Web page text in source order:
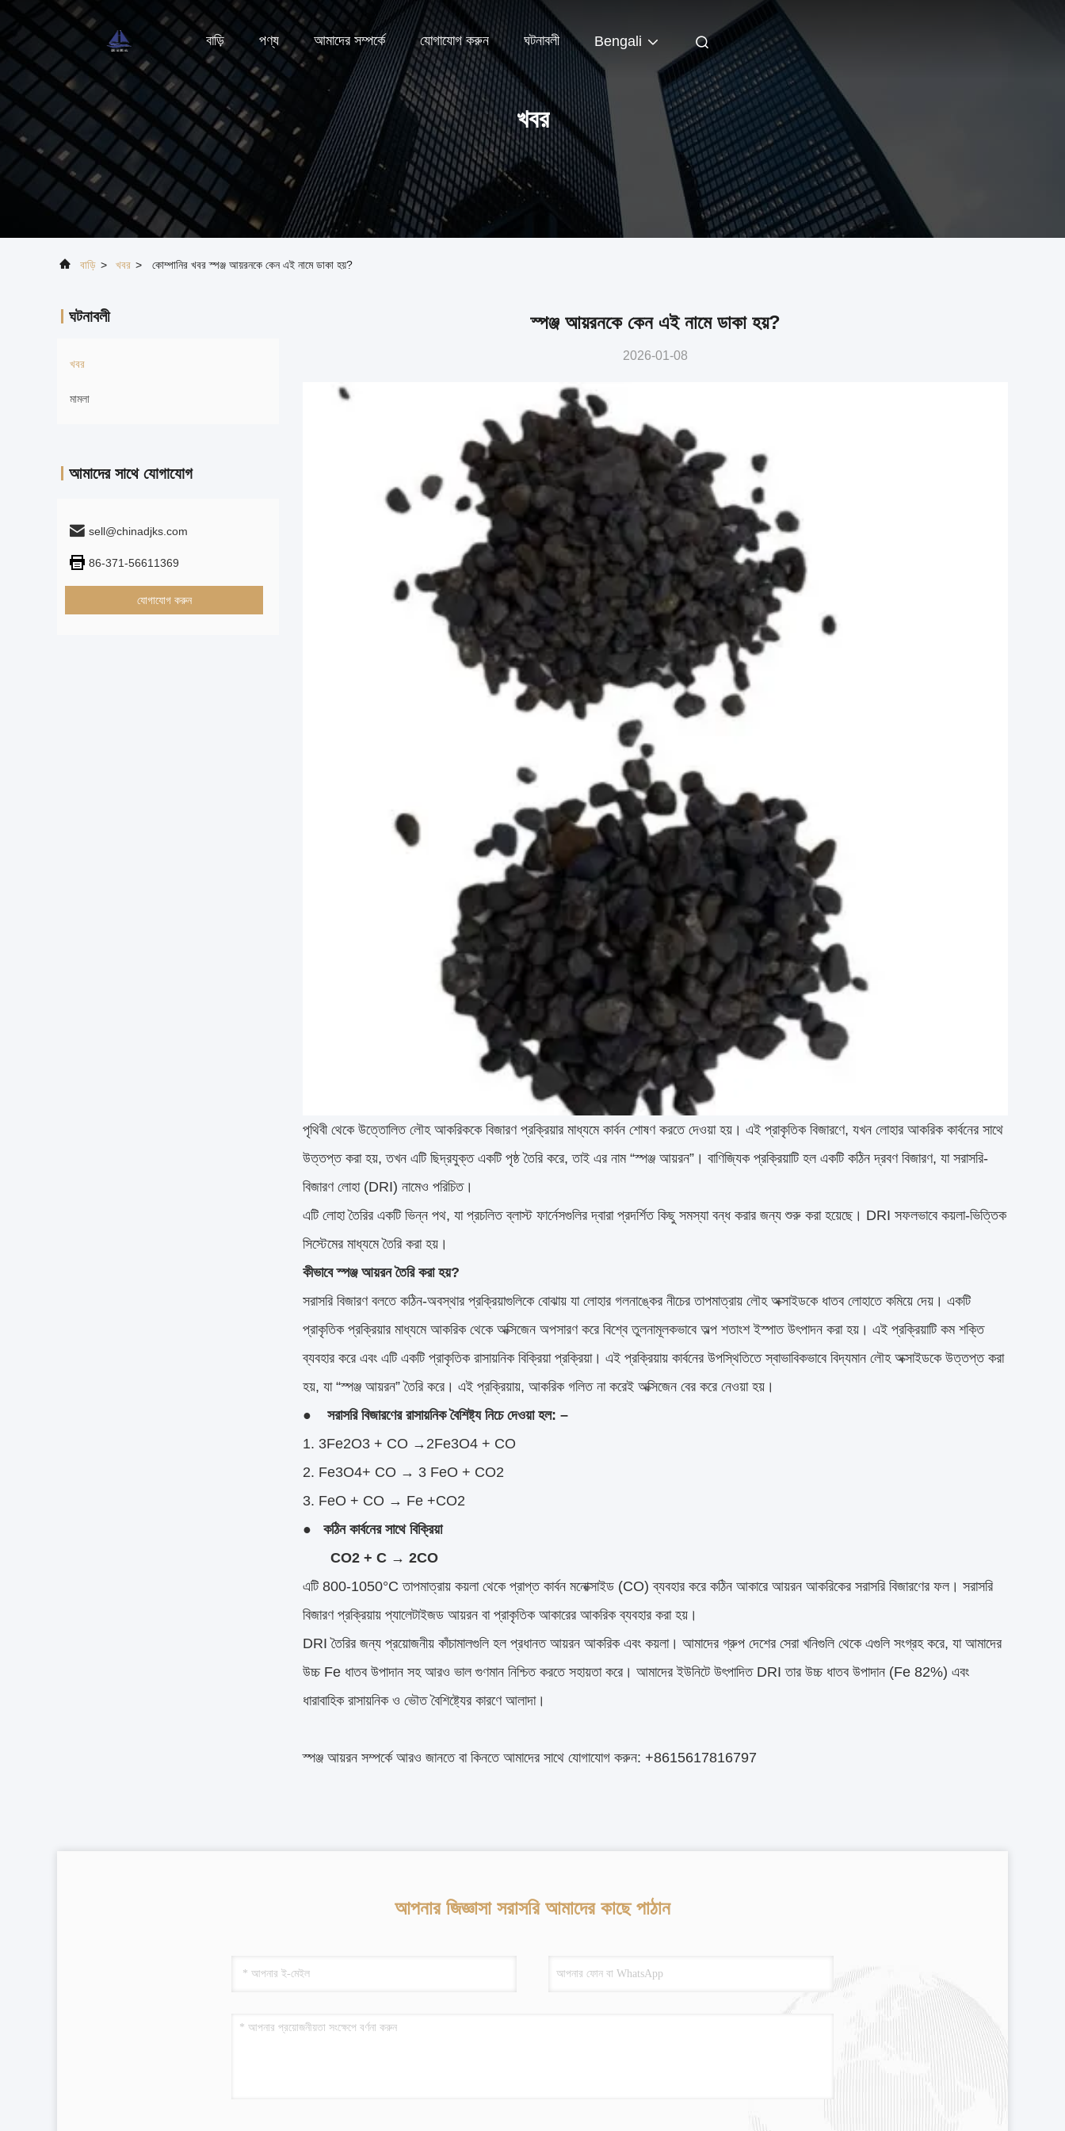
বাড়ি পণ্য আমাদের সম্পর্কে যোগাযোগ করুন ঘটনাবলী Bengali
খবর
বাড়ি > খবর > কোম্পানির খবর স্পঞ্জ আয়রনকে কেন এই নামে ডাকা হয়?
ঘটনাবলী
খবর
মামলা
আমাদের সাথে যোগাযোগ
sell@chinadjks.com
86-371-56611369
যোগাযোগ করুন
স্পঞ্জ আয়রনকে কেন এই নামে ডাকা হয়?
2026-01-08
পৃথিবী থেকে উত্তোলিত লৌহ আকরিককে বিজারণ প্রক্রিয়ার মাধ্যমে কার্বন শোষণ করতে দেওয়া হয়। এই প্রাকৃতিক বিজারণে, যখন লোহার আকরিক কার্বনের সাথে
উত্তপ্ত করা হয়, তখন এটি ছিদ্রযুক্ত একটি পৃষ্ঠ তৈরি করে, তাই এর নাম “স্পঞ্জ আয়রন”। বাণিজ্যিক প্রক্রিয়াটি হল একটি কঠিন দ্রবণ বিজারণ, যা সরাসরি-
বিজারণ লোহা (DRI) নামেও পরিচিত।
এটি লোহা তৈরির একটি ভিন্ন পথ, যা প্রচলিত ব্লাস্ট ফার্নেসগুলির দ্বারা প্রদর্শিত কিছু সমস্যা বন্ধ করার জন্য শুরু করা হয়েছে। DRI সফলভাবে কয়লা-ভিত্তিক
সিস্টেমের মাধ্যমে তৈরি করা হয়।
কীভাবে স্পঞ্জ আয়রন তৈরি করা হয়?
সরাসরি বিজারণ বলতে কঠিন-অবস্থার প্রক্রিয়াগুলিকে বোঝায় যা লোহার গলনাঙ্কের নীচের তাপমাত্রায় লৌহ অক্সাইডকে ধাতব লোহাতে কমিয়ে দেয়। একটি
প্রাকৃতিক প্রক্রিয়ার মাধ্যমে আকরিক থেকে অক্সিজেন অপসারণ করে বিশ্বে তুলনামূলকভাবে অল্প শতাংশ ইস্পাত উৎপাদন করা হয়। এই প্রক্রিয়াটি কম শক্তি
ব্যবহার করে এবং এটি একটি প্রাকৃতিক রাসায়নিক বিক্রিয়া প্রক্রিয়া। এই প্রক্রিয়ায় কার্বনের উপস্থিতিতে স্বাভাবিকভাবে বিদ্যমান লৌহ অক্সাইডকে উত্তপ্ত করা
হয়, যা “স্পঞ্জ আয়রন” তৈরি করে। এই প্রক্রিয়ায়, আকরিক গলিত না করেই অক্সিজেন বের করে নেওয়া হয়।
● সরাসরি বিজারণের রাসায়নিক বৈশিষ্ট্য নিচে দেওয়া হল: –
3Fe2O3 + CO →2Fe3O4 + CO
Fe3O4+ CO → 3 FeO + CO2
FeO + CO → Fe +CO2
● কঠিন কার্বনের সাথে বিক্রিয়া
CO2 + C → 2CO
এটি 800-1050°C তাপমাত্রায় কয়লা থেকে প্রাপ্ত কার্বন মনোক্সাইড (CO) ব্যবহার করে কঠিন আকারে আয়রন আকরিকের সরাসরি বিজারণের ফল। সরাসরি
বিজারণ প্রক্রিয়ায় প্যালেটাইজড আয়রন বা প্রাকৃতিক আকারের আকরিক ব্যবহার করা হয়।
DRI তৈরির জন্য প্রয়োজনীয় কাঁচামালগুলি হল প্রধানত আয়রন আকরিক এবং কয়লা। আমাদের গ্রুপ দেশের সেরা খনিগুলি থেকে এগুলি সংগ্রহ করে, যা আমাদের
উচ্চ Fe ধাতব উপাদান সহ আরও ভাল গুণমান নিশ্চিত করতে সহায়তা করে। আমাদের ইউনিটে উৎপাদিত DRI তার উচ্চ ধাতব উপাদান (Fe 82%) এবং
ধারাবাহিক রাসায়নিক ও ভৌত বৈশিষ্ট্যের কারণে আলাদা।
স্পঞ্জ আয়রন সম্পর্কে আরও জানতে বা কিনতে আমাদের সাথে যোগাযোগ করুন: +8615617816797
আপনার জিজ্ঞাসা সরাসরি আমাদের কাছে পাঠান